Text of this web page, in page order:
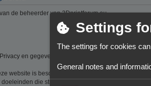
de beheerder van 3Dprintforum.eu
en gegevensbescherming
website is beschikbaar zonder dat er
die strikt aansluiten bij de
Settings
The settings for cookies
General notes and